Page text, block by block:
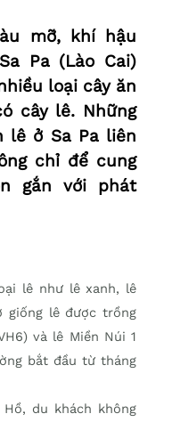
mỡ, khí hậu
Pa (Lào Cai)
loại cây ăn
cây lê. Những
lê ở Sa Pa liên
chỉ để cung
gắn với phát
lê như lê xanh, lê
giống lê được trồng
và lê Miền Núi 1
bắt đầu từ tháng
du khách không